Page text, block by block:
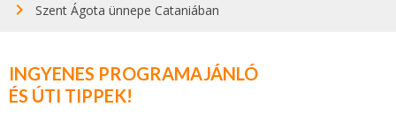
Szent Ágota ünnepe Cataniában
INGYENES PROGRAMAJÁNLÓ
ÉS ÚTI TIPPEK!